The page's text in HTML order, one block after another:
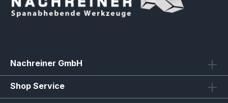
Nachreiner GmbH
Shop Service